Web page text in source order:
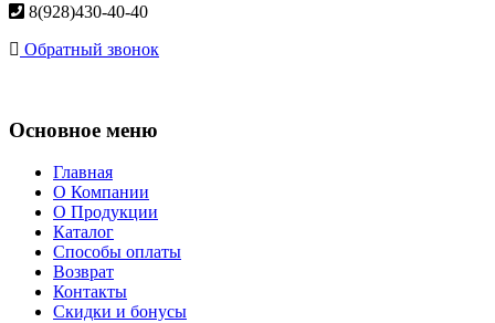
8(928)430-40-40
Обратный звонок
Основное меню
Главная
О Компании
О Продукции
Каталог
Способы оплаты
Возврат
Контакты
Скидки и бонусы